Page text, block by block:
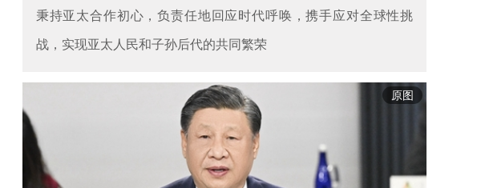
秉持亚太合作初心，负责任地回应时代呼唤，携手应对全球性挑
战，实现亚太人民和子孙后代的共同繁荣
原图